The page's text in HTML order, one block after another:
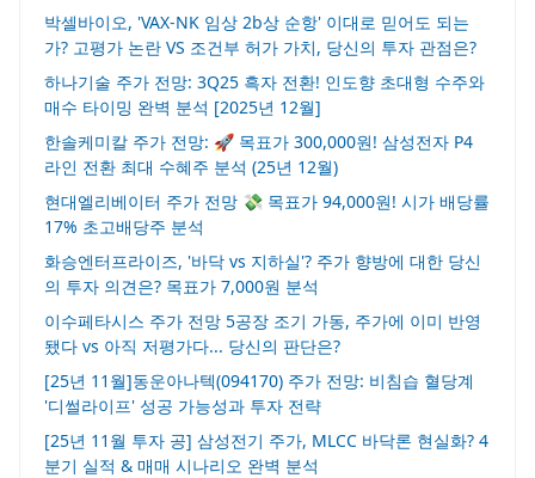
박셀바이오, 'VAX-NK 임상 2b상 순항' 이대로 믿어도 되는
가? 고평가 논란 VS 조건부 허가 가치, 당신의 투자 관점은?
하나기술 주가 전망: 3Q25 흑자 전환! 인도향 초대형 수주와
매수 타이밍 완벽 분석 [2025년 12월]
한솔케미칼 주가 전망: 🚀 목표가 300,000원! 삼성전자 P4
라인 전환 최대 수혜주 분석 (25년 12월)
현대엘리베이터 주가 전망 💸 목표가 94,000원! 시가 배당률
17% 초고배당주 분석
화승엔터프라이즈, '바닥 vs 지하실'? 주가 향방에 대한 당신
의 투자 의견은? 목표가 7,000원 분석
이수페타시스 주가 전망 5공장 조기 가동, 주가에 이미 반영
됐다 vs 아직 저평가다... 당신의 판단은?
[25년 11월]동운아나텍(094170) 주가 전망: 비침습 혈당계
'디썰라이프' 성공 가능성과 투자 전략
[25년 11월 투자 공] 삼성전기 주가, MLCC 바닥론 현실화? 4
분기 실적 & 매매 시나리오 완벽 분석